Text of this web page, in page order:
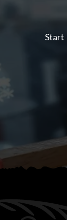
Start